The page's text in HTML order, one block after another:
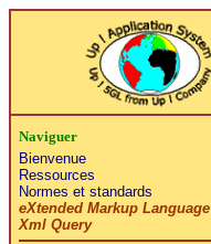
Naviguer
Bienvenue
Ressources
Normes et standards
eXtended Markup Language
Xml Query